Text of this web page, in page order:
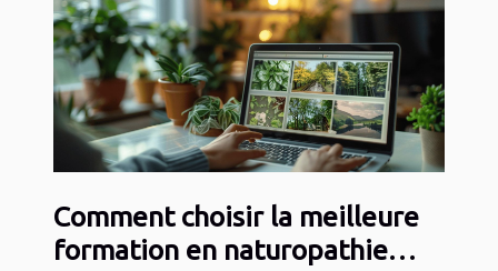
Comment choisir la meilleure
formation en naturopathie